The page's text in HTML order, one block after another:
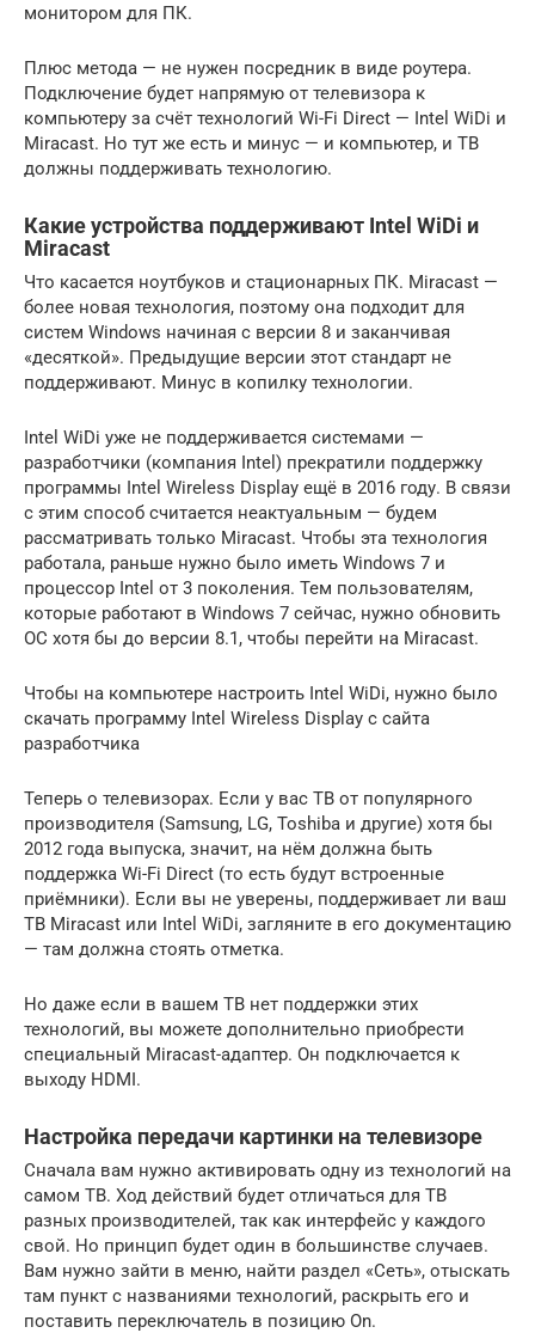
монитором для ПК.
Плюс метода — не нужен посредник в виде роутера.
Подключение будет напрямую от телевизора к
компьютеру за счёт технологий Wi-Fi Direct — Intel WiDi и
Miracast. Но тут же есть и минус — и компьютер, и ТВ
должны поддерживать технологию.
Какие устройства поддерживают Intel WiDi и
Miracast
Что касается ноутбуков и стационарных ПК. Miracast —
более новая технология, поэтому она подходит для
систем Windows начиная с версии 8 и заканчивая
«десяткой». Предыдущие версии этот стандарт не
поддерживают. Минус в копилку технологии.
Intel WiDi уже не поддерживается системами —
разработчики (компания Intel) прекратили поддержку
программы Intel Wireless Display ещё в 2016 году. В связи
с этим способ считается неактуальным — будем
рассматривать только Miracast. Чтобы эта технология
работала, раньше нужно было иметь Windows 7 и
процессор Intel от 3 поколения. Тем пользователям,
которые работают в Windows 7 сейчас, нужно обновить
ОС хотя бы до версии 8.1, чтобы перейти на Miracast.
Чтобы на компьютере настроить Intel WiDi, нужно было
скачать программу Intel Wireless Display с сайта
разработчика
Теперь о телевизорах. Если у вас ТВ от популярного
производителя (Samsung, LG, Toshiba и другие) хотя бы
2012 года выпуска, значит, на нём должна быть
поддержка Wi-Fi Direct (то есть будут встроенные
приёмники). Если вы не уверены, поддерживает ли ваш
ТВ Miracast или Intel WiDi, загляните в его документацию
— там должна стоять отметка.
Но даже если в вашем ТВ нет поддержки этих
технологий, вы можете дополнительно приобрести
специальный Miracast-адаптер. Он подключается к
выходу HDMI.
Настройка передачи картинки на телевизоре
Сначала вам нужно активировать одну из технологий на
самом ТВ. Ход действий будет отличаться для ТВ
разных производителей, так как интерфейс у каждого
свой. Но принцип будет один в большинстве случаев.
Вам нужно зайти в меню, найти раздел «Сеть», отыскать
там пункт с названиями технологий, раскрыть его и
поставить переключатель в позицию On.